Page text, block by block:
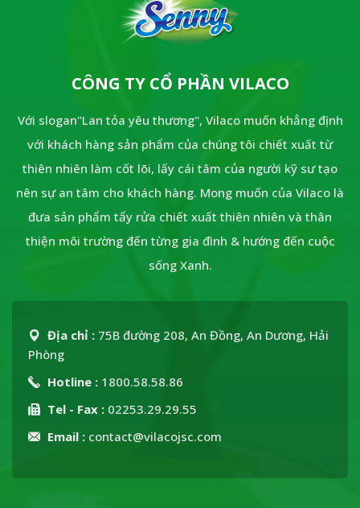
CÔNG TY CỔ PHẦN VILACO
Với slogan"Lan tỏa yêu thương", Vilaco muốn khẳng định
với khách hàng sản phẩm của chúng tôi chiết xuất từ
thiên nhiên làm cốt lõi, lấy cái tâm của người kỹ sư tạo
nên sự an tâm cho khách hàng. Mong muốn của Vilaco là
đưa sản phẩm tẩy rửa chiết xuất thiên nhiên và thân
thiện môi trường đến từng gia đình & hướng đến cuộc
sống Xanh.
Địa chỉ : 75B đường 208, An Đồng, An Dương, Hải
Phòng
Hotline : 1800.58.58.86
Tel - Fax : 02253.29.29.55
Email : contact@vilacojsc.com